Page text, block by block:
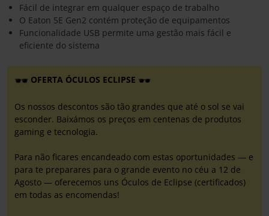
Fácil de integrar em qualquer espaço de trabalho
O Eaton 5E Gen2 contém proteção de equipamentos
Funcionalidade USB permite uma gestão mais fácil e
eficiente do sistema
OFERTA ÓCULOS ECLIPSE
Os nossos descontos são tão grandes que até o sol se vai
esconder. Baixámos os preços em centenas de produtos
gaming e tecnologia.
Para não ficares encandeado com estas oportunidades — e
para te preparares para o grande evento no céu a 12 de
Agosto — oferecemos uns Óculos de Eclipse (certificados)
em todas as encomendas!